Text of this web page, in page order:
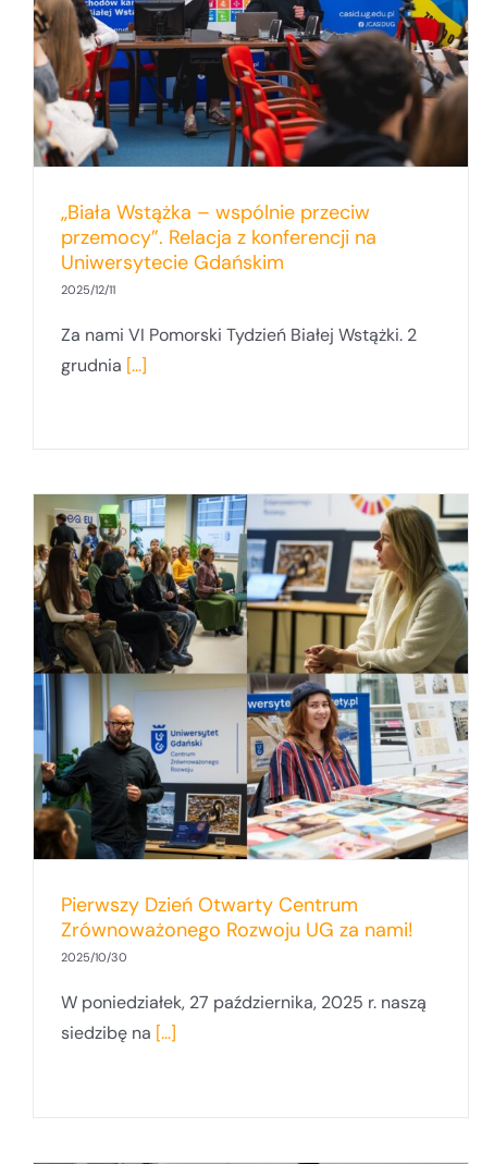
„Biała Wstążka – wspólnie przeciw
przemocy”. Relacja z konferencji na
Uniwersytecie Gdańskim
2025/12/11
Za nami VI Pomorski Tydzień Białej Wstążki. 2
grudnia [...]
Pomorskiego Forum Inicjatyw
Pozarządowych 2025
Pierwszy Dzień Otwarty Centrum
Zrównoważonego Rozwoju UG za nami!
2025/10/30
W poniedziałek, 27 października, 2025 r. naszą
siedzibę na [...]
Ambicje kontra rzeczywistość –
wyzwania we wdrażaniu Celów
Zrównoważonego Rozwoju